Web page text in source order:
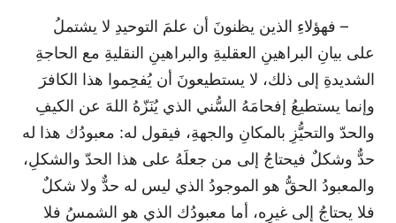
– فهؤلاءِ الذين يظنونَ أن علمَ التوحيدِ لا يشتملُ
على بيانِ البراهينِ العقليةِ والبراهينِ النقليةِ مع الحاجةِ
الشديدةِ إلى ذلك، لا يستطيعونَ أن يُفحِموا هذا الكافرَ
وإنما يستطيعُ إفحامَهُ السُّني الذي يُنَزّهُ اللهَ عن الكيفِ
والحدّ والتحيُّزِ بالمكانِ والجهةِ، فيقول له: معبودُك هذا له
حدٌّ وشكلٌ فيحتاجُ إلى من جعلَهُ على هذا الحدّ والشكلِ،
والمعبودُ الحقُّ هو الموجودُ الذي ليس له حدٌّ ولا شكلٌ
فلا يحتاجُ إلى غيرِه، أما معبودُك الذي هو الشمسُ فلا